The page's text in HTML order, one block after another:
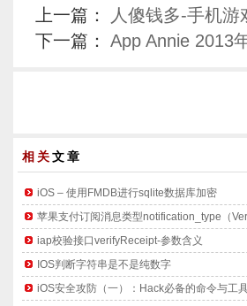
上一篇：
人傻钱多-手机游
下一篇：
App Annie 2013
相关文章
iOS – 使用FMDB进行sqlite数据库加密
苹果支付订阅消息类型notification_type（
iap校验接口verifyReceipt-参数含义
IOS判断字符串是不是纯数字
iOS安全攻防（一）：Hack必备的命令与工